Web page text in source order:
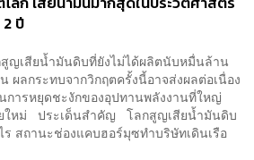
ปี
ญเสียน้ำมันดิบที่ยังไม่ได้ผลิตนับหมื่นล้าน
ผลกระทบจากวิกฤตครั้งนี้อาจส่งผลต่อเนื่อง
การหยุดชะงักของอุปทานพลังงานที่ใหญ่
ใหม่ ประเด็นสำคัญ โลกสูญเสียน้ำมันดิบ
ร สถานะช่องแคบฮอร์มุซทำบริษัทเดินเรือ